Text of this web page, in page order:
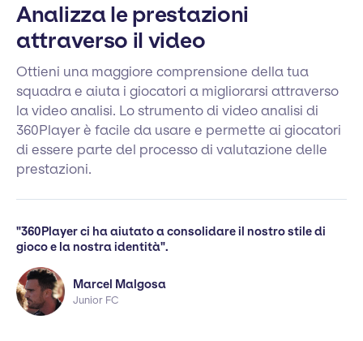
Analizza le prestazioni
attraverso il video
Ottieni una maggiore comprensione della tua
squadra e aiuta i giocatori a migliorarsi attraverso
la video analisi. Lo strumento di video analisi di
360Player è facile da usare e permette ai giocatori
di essere parte del processo di valutazione delle
prestazioni.
"360Player ci ha aiutato a consolidare il nostro stile di
gioco e la nostra identità".
Marcel Malgosa
Junior FC